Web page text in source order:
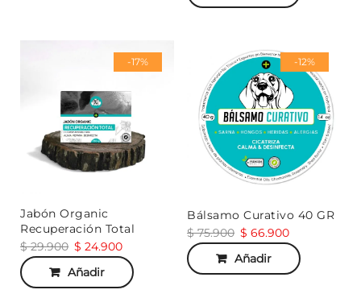
-17%
Jabón Organic
Recuperación Total
$29.900 $ 24.900
Añadir
-12%
Bálsamo Curativo 40 GR
$75.900 $ 66.900
Añadir